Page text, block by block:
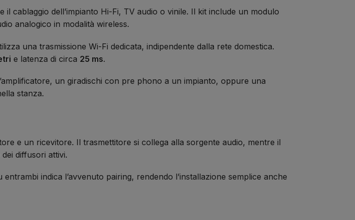
cablaggio dell’impianto Hi-Fi, TV audio o vinile. Il kit include un modulo
analogico in modalità wireless.
una trasmissione Wi-Fi dedicata, indipendente dalla rete domestica.
e latenza di circa 25 ms.
un giradischi con pre phono a un impianto, oppure una
stanza.
e un ricevitore. Il trasmettitore si collega alla sorgente audio, mentre il
diffusori attivi.
indica l’avvenuto pairing, rendendo l’installazione semplice anche